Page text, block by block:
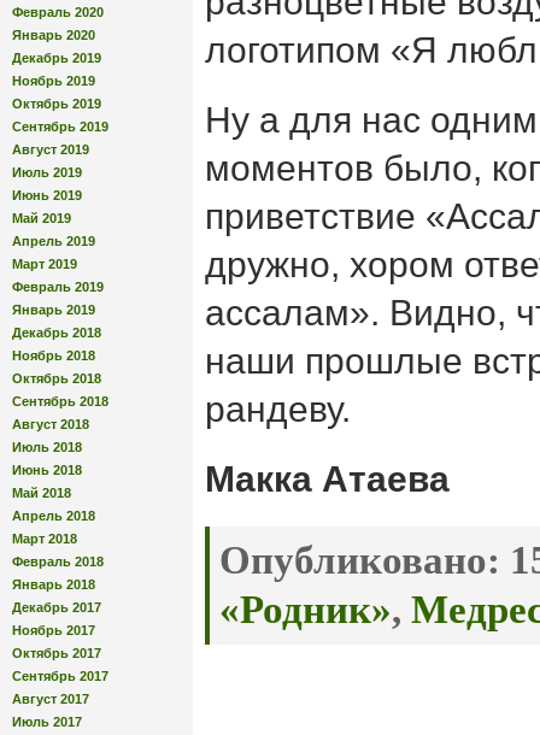
Февраль 2020
Январь 2020
Декабрь 2019
Ноябрь 2019
Октябрь 2019
Сентябрь 2019
Август 2019
Июль 2019
Июнь 2019
Май 2019
Апрель 2019
Март 2019
Февраль 2019
Январь 2019
Декабрь 2018
Ноябрь 2018
Октябрь 2018
Сентябрь 2018
Август 2018
Июль 2018
Июнь 2018
Май 2018
Апрель 2018
Март 2018
Февраль 2018
Январь 2018
Декабрь 2017
Ноябрь 2017
Октябрь 2017
Сентябрь 2017
Август 2017
Июль 2017
логотипом «Я
Ну а для нас
моментов было,
приветствие
дружно, хором
ассалам». Видно,
наши прошлые
рандеву.
Макка Атаева
Опубликовано:
«Родник»,